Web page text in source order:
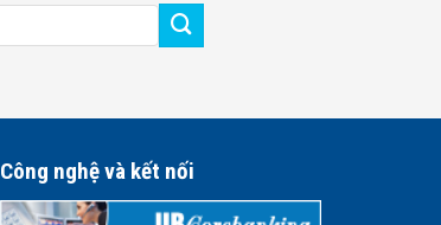
Công nghệ và kết nối